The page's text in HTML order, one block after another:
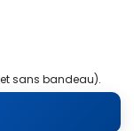
sans bandeau).